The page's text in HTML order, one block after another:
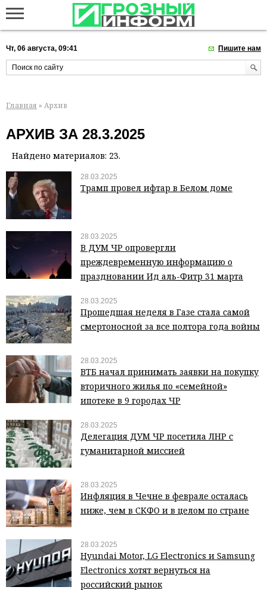
Чт, 06 августа, 09:41 Пишите нам
Главная » Архив
АРХИВ ЗА 28.3.2025
Найдено материалов: 23.
28.03.2025
Трамп провел ифтар в Белом доме
28.03.2025
В ДУМ ЧР опровергли
преждевременную информацию о
праздновании Ид аль-Фитр 31 марта
28.03.2025
Прошедшая неделя в Газе стала самой
смертоносной за все полтора года войны
28.03.2025
ВТБ начал принимать заявки на покупку
вторичного жилья по «семейной»
ипотеке в 9 городах ЧР
28.03.2025
Делегация ДУМ ЧР посетила ЛНР с
гуманитарной миссией
28.03.2025
Инфляция в Чечне в феврале осталась
ниже, чем в СКФО и в целом по стране
28.03.2025
Hyundai Motor, LG Electronics и Samsung
Electronics хотят вернуться на
российский рынок